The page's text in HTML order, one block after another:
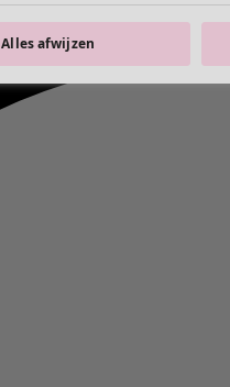
Alles afwijzen